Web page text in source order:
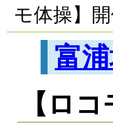
モ体操】
富
【ロ